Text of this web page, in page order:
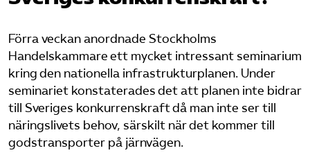
Logga in på Arbetsgivarguiden
Sök på tagforetagen.se
Förra veckan anordnade Stockholms
Handelskammare ett mycket intressant seminarium
kring den nationella infrastrukturplanen. Under
seminariet konstaterades det att planen inte bidrar
till Sveriges konkurrenskraft då man inte ser till
näringslivets behov, särskilt när det kommer till
godstransporter på järnvägen.